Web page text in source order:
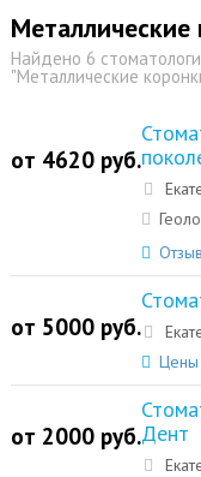
Найдено 6
"Металлические
от 4620 руб.
Цены
от 5000 руб.
Дент
от 2000 руб.